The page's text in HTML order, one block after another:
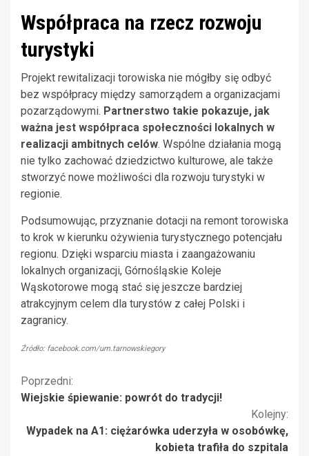
Współpraca na rzecz rozwoju
turystyki
Projekt rewitalizacji torowiska nie mógłby się odbyć
bez współpracy między samorządem a organizacjami
pozarządowymi. Partnerstwo takie pokazuje, jak
ważna jest współpraca społeczności lokalnych w
realizacji ambitnych celów. Wspólne działania mogą
nie tylko zachować dziedzictwo kulturowe, ale także
stworzyć nowe możliwości dla rozwoju turystyki w
regionie.
Podsumowując, przyznanie dotacji na remont torowiska
to krok w kierunku ożywienia turystycznego potencjału
regionu. Dzięki wsparciu miasta i zaangażowaniu
lokalnych organizacji, Górnośląskie Koleje
Wąskotorowe mogą stać się jeszcze bardziej
atrakcyjnym celem dla turystów z całej Polski i
zagranicy.
Źródło: facebook.com/um.tarnowskiegory
Kontynuuj
Poprzedni:
Wiejskie śpiewanie: powrót do tradycji!
Kolejny:
Wypadek na A1: ciężarówka uderzyła w osobówkę,
kobieta trafiła do szpitala